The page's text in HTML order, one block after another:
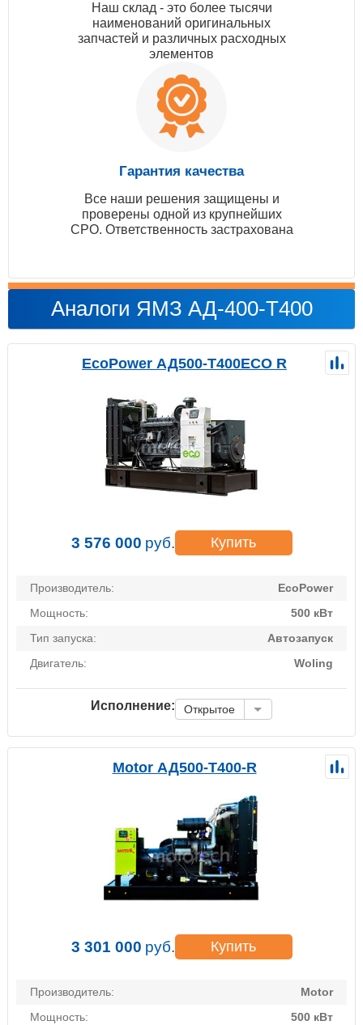
Наш склад - это более тысячи
наименований оригинальных
запчастей и различных расходных
элементов
Гарантия качества
Все наши решения защищены и
проверены одной из крупнейших
СРО. Ответственность застрахована
Аналоги ЯМЗ АД-400-T400
EcoPower АД500-T400ECO R
3 576 000 руб. Купить
Производитель:
EcoPower
Мощность:
500 кВт
Тип запуска:
Автозапуск
Двигатель:
Woling
Исполнение: Открытое
Motor АД500-Т400-R
3 301 000 руб. Купить
Производитель:
Motor
Мощность:
500 кВт